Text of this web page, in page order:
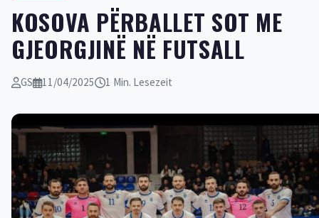
​KOSOVA PËRBALLET SOT ME
GJEORGJINË NË FUTSALL
GS 11/04/2025 1 Min. Lesezeit